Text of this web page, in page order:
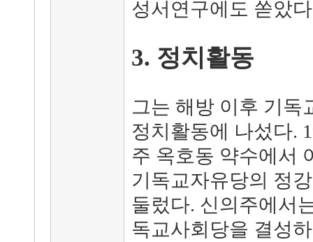
성서연구에도 쏟았
3. 정치활동
그는 해방 이후 기독
정치활동에 나섰다.
주 옥호동 약수에서
기독교자유당의 정
둘렀다. 신의주에서
독교사회당을 결성